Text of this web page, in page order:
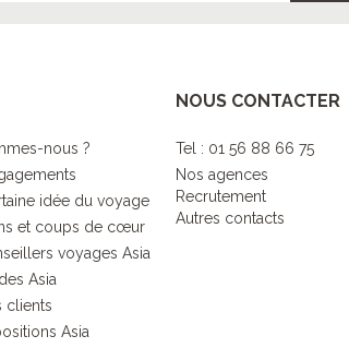
nous ?
idée du voyage
et coups de cœur
voyages Asia
Asia
clients
Asia
NOUS CONTACTER
Tel : 01 56 88 66 75
Nos agences
Recrutement
Autres contacts